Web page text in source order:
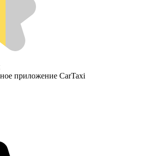
приложение CarTaxi